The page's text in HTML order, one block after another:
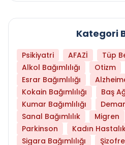
Kategori
Psikiyatri AFAZİ
Tüp
Alkol Bağımlılığı
Otizm
Esrar Bağımlılığı
Kokain Bağımlılığı
Baş
Kumar Bağımlılığı
Sanal Bağımlılık
Migren
Parkinson
Kadın
Sigara Bağımlılığı